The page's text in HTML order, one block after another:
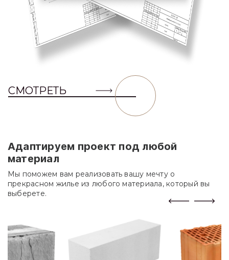
СМОТРЕТЬ
Адаптируем проект под любой
материал
Мы поможем вам реализовать вашу мечту о
прекрасном жилье из любого материала, который вы
выберете.